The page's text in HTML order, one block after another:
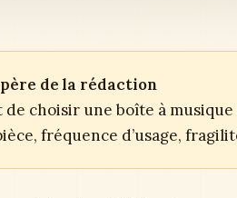
de la rédaction
de choisir une boîte à
fréquence d’usage,